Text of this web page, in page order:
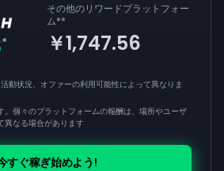
*
その他のリワードプラットフォー
ム**
￥1,747.56
動状況、オファーの利用可能性によって異なりま
。個々のプラットフォームの報酬は、場所やユーザ
異なる場合があります
すぐ稼ぎ始めよう!